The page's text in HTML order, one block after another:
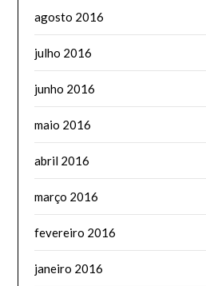
agosto 2016
julho 2016
junho 2016
maio 2016
abril 2016
março 2016
fevereiro 2016
janeiro 2016